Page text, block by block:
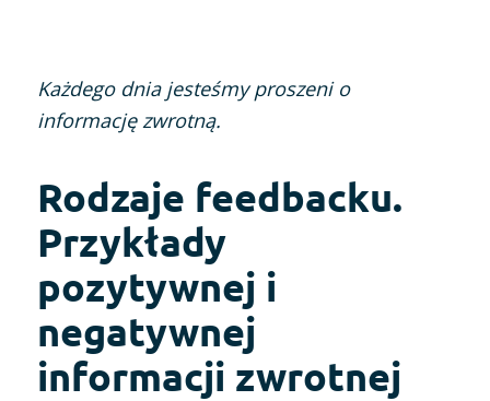
Każdego dnia jesteśmy proszeni o
informację zwrotną.
Rodzaje feedbacku.
Przykłady
pozytywnej i
negatywnej
informacji zwrotnej